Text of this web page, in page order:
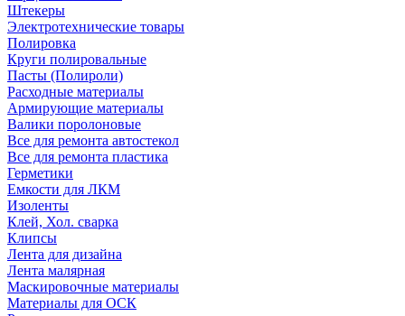
Штекеры
Электротехнические товары
Полировка
Круги полировальные
Пасты (Полироли)
Расходные материалы
Армирующие материалы
Валики поролоновые
Все для ремонта автостекол
Все для ремонта пластика
Герметики
Емкости для ЛКМ
Изоленты
Клей, Хол. сварка
Клипсы
Лента для дизайна
Лента малярная
Маскировочные материалы
Материалы для ОСК